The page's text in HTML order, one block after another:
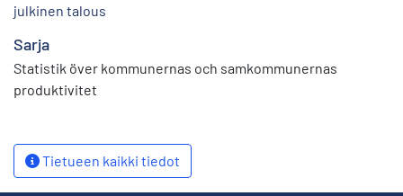
julkinen talous
Sarja
Statistik över kommunernas och samkommunernas
produktivitet
Tietueen kaikki tiedot